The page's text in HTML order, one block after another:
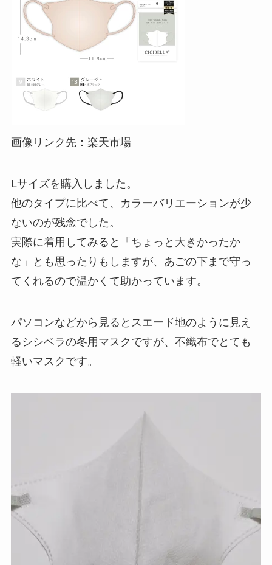
画像リンク先：楽天市場
Lサイズを購入しました。
他のタイプに比べて、カラーバリエーションが少
ないのが残念でした。
実際に着用してみると「ちょっと大きかったか
な」とも思ったりもしますが、あごの下まで守っ
てくれるので温かくて助かっています。
パソコンなどから見るとスエード地のように見え
るシシベラの冬用マスクですが、不織布でとても
軽いマスクです。